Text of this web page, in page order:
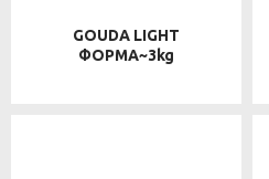
GOUDA LIGHT
ΦΟΡΜΑ~3kg